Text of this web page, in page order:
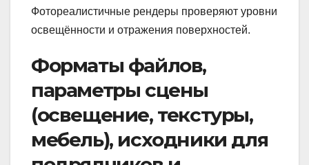
Фотореалистичные рендеры проверяют уровни
освещённости и отражения поверхностей.
Форматы файлов,
параметры сцены
(освещение, текстуры,
мебель), исходники для